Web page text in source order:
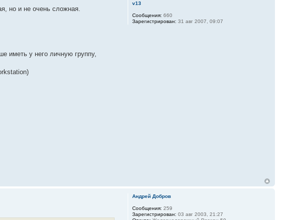
но и не очень сложная.
иметь у него личную группу,
v13
Сообщения: 660
Зарегистрирован: 31 авг 2007, 09:07
Андрей Добров
Сообщения: 259
Зарегистрирован: 03 авг 2003, 21:27